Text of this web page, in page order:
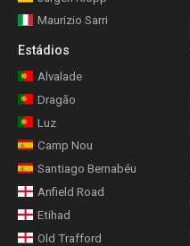
Maurizio Sarri
Estádios
Alvalade
Dragão
Luz
Camp Nou
Santiago Bernabéu
Anfield Road
Etihad
Old Trafford